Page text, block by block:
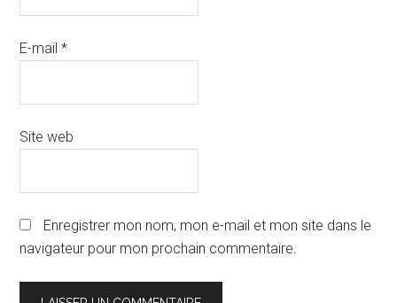
E-mail*
Site web
Enregistrer mon nom, mon e-mail et mon site dans le
navigateur pour mon prochain commentaire.